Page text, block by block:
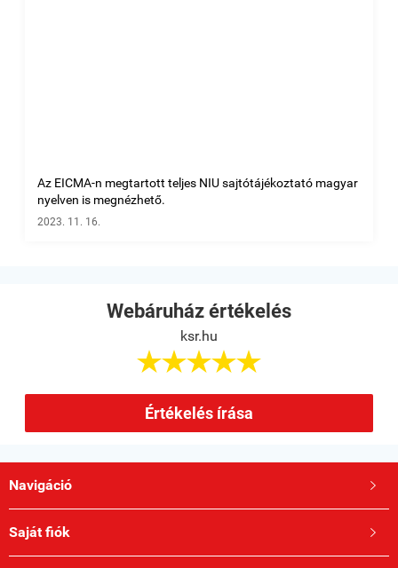
Az EICMA-n megtartott teljes NIU sajtótájékoztató magyar
nyelven is megnézhető.
2023. 11. 16.
Webáruház értékelés
ksr.hu

Értékelés írása
Navigáció 
Saját fiók 